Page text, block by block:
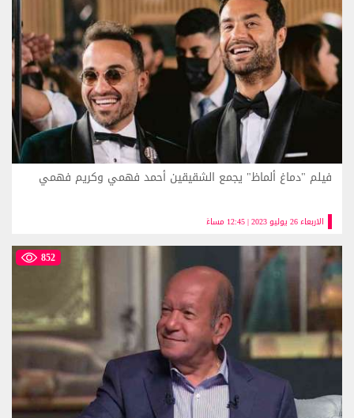
الاربعاء 26 يوليو 2023 | 12:45 مساءً
فيلم "دماغ ألماظ" يجمع الشقيقين أحمد فهمي وكريم فهمي
852